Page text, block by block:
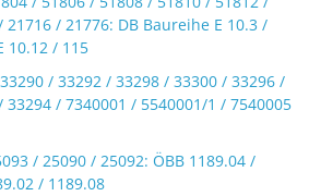
21716 / 21776: DB Baureihe E 10.3 /
10.12 / 115
/ 33292 / 33298 / 33300 / 33296 /
33294 / 7340001 / 5540001/1 / 7540005
/ 25090 / 25092: ÖBB 1189.04 /
/ 1189.08